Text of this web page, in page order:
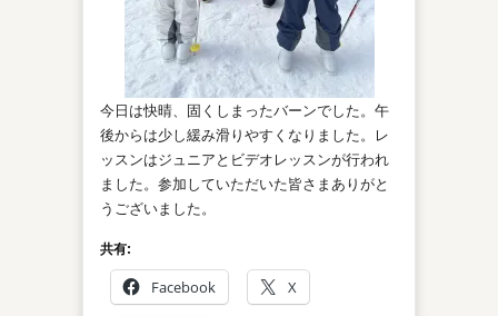
今日は快晴、固くしまったバーンでした。午
後からは少し緩み滑りやすくなりました。レ
ッスンはジュニアとビデオレッスンが行われ
ました。参加していただいた皆さまありがと
うございました。
共有:
Facebook X